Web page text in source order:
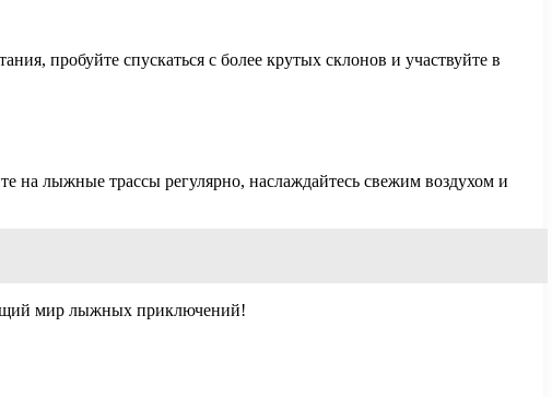
пробуйте спускаться с более крутых склонов и участвуйте в
на лыжные трассы регулярно, наслаждайтесь свежим воздухом и
мир лыжных приключений!